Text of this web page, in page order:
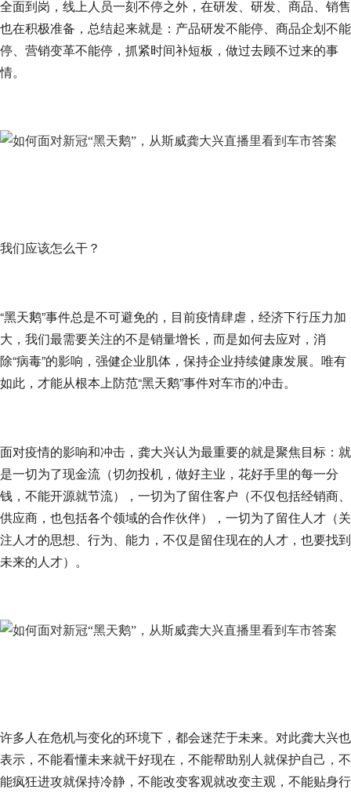
全面到岗，线上人员一刻不停之外，在研发、研发、商品、销售
也在积极准备，总结起来就是：产品研发不能停、商品企划不能
停、营销变革不能停，抓紧时间补短板，做过去顾不过来的事
情。
我们应该怎么干？
“黑天鹅”事件总是不可避免的，目前疫情肆虐，经济下行压力加
大，我们最需要关注的不是销量增长，而是如何去应对，消
除“病毒”的影响，强健企业肌体，保持企业持续健康发展。唯有
如此，才能从根本上防范“黑天鹅”事件对车市的冲击。
面对疫情的影响和冲击，龚大兴认为最重要的就是聚焦目标：就
是一切为了现金流（切勿投机，做好主业，花好手里的每一分
钱，不能开源就节流），一切为了留住客户（不仅包括经销商、
供应商，也包括各个领域的合作伙伴），一切为了留住人才（关
注人才的思想、行为、能力，不仅是留住现在的人才，也要找到
未来的人才）。
许多人在危机与变化的环境下，都会迷茫于未来。对此龚大兴也
表示，不能看懂未来就干好现在，不能帮助别人就保护自己，不
能疯狂进攻就保持冷静，不能改变客观就改变主观，不能贴身行